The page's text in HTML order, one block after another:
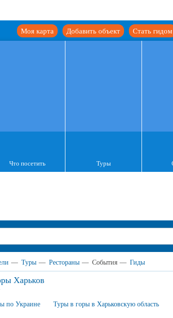
Стать гидом
Добавить объект
Моя карта
Что посетить Туры
— Туры — Рестораны — События — Гиды
Харьков
по Украине Туры в горы в Харьковскую область